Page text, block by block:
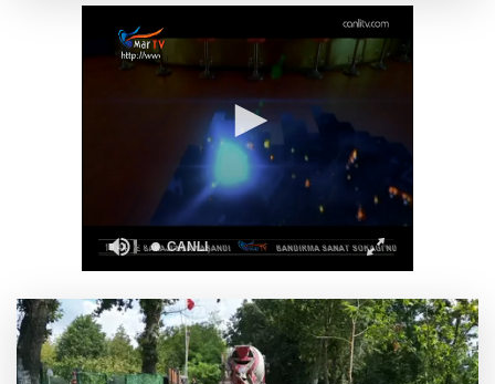
gerçekleştirildi
Keşan eski İlçe Millî Eğitim Müdürü vefatının
yıl dönümünde anıldı
İzmir Karabağlar Meclisi'nde komisyonlar
yeniden şekillendi